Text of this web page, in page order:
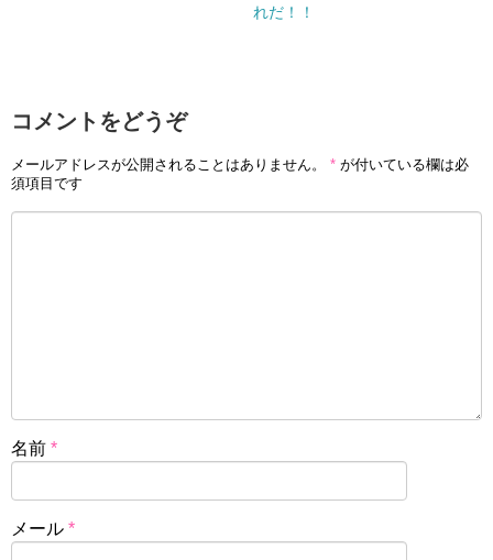
れだ！！
コメントをどうぞ
メールアドレスが公開されることはありません。 * が付いている欄は必
須項目です
名前 *
メール *